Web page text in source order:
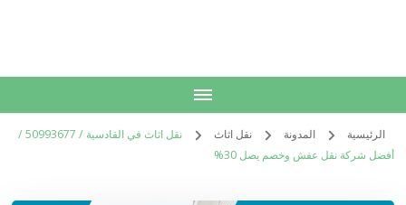
الرئيسية المدونة نقل اثاث
نقل اثاث في القادسية / 50993677 /
أفضل شركة نقل عفش وخصم يصل 30%